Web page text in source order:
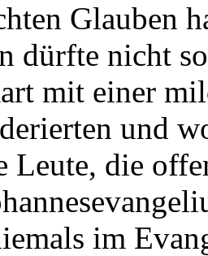
Glauben
dürfte nicht
mit einer
und
Leute, die
im